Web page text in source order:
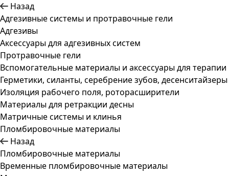
Назад
Адгезивные системы и протравочные гели
Адгезивы
Аксессуары для адгезивных систем
Протравочные гели
Вспомогательные материалы и аксессуары для терапии
Герметики, силанты, серебрение зубов, десенситайзеры
Изоляция рабочего поля, роторасширители
Материалы для ретракции десны
Матричные системы и клинья
Пломбировочные материалы
Назад
Пломбировочные материалы
Временные пломбировочные материалы